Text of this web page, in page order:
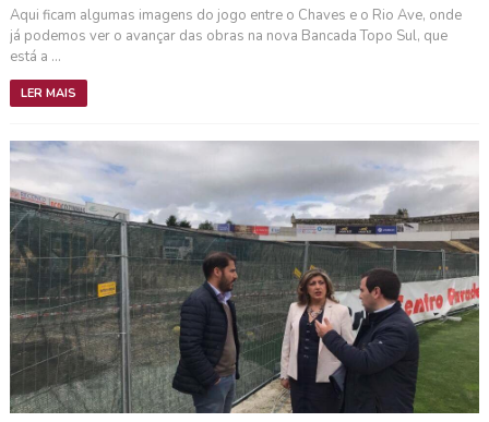
Aqui ficam algumas imagens do jogo entre o Chaves e o Rio Ave, onde
já podemos ver o avançar das obras na nova Bancada Topo Sul, que
está a ...
LER MAIS